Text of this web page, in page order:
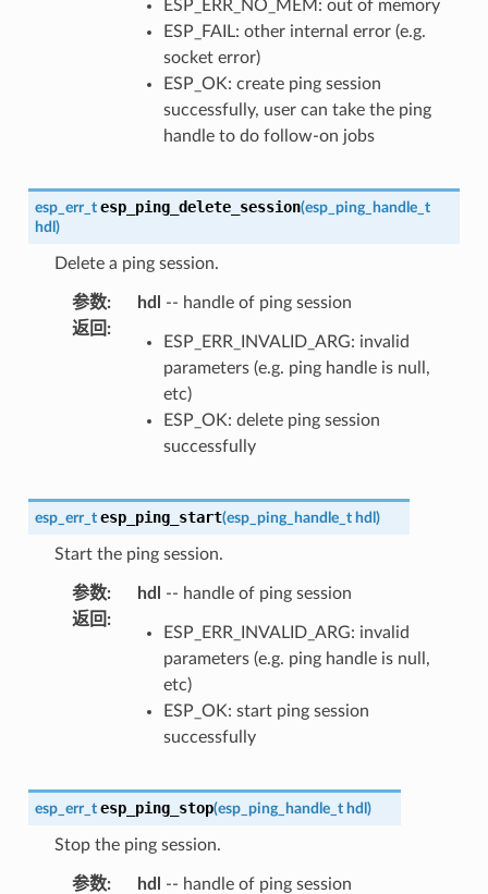
ESP_ERR_NO_MEM: out of memory
ESP_FAIL: other internal error (e.g.
socket error)
ESP_OK: create ping session
successfully, user can take the ping
handle to do follow-on jobs
esp_err_t esp_ping_delete_session(esp_ping_handle_t
hdl )
Delete a ping session.
参数: hdl
-- handle of ping session
返回 :
ESP_ERR_INVALID_ARG: invalid
parameters (e.g. ping handle is null,
etc)
ESP_OK: delete ping session
successfully
esp_err_t esp_ping_start(esp_ping_handle_t hdl )
Start the ping session.
参数: hdl
-- handle of ping session
返回 :
ESP_ERR_INVALID_ARG: invalid
parameters (e.g. ping handle is null,
etc)
ESP_OK: start ping session
successfully
esp_err_t esp_ping_stop(esp_ping_handle_t hdl )
Stop the ping session.
参数: hdl
-- handle of ping session